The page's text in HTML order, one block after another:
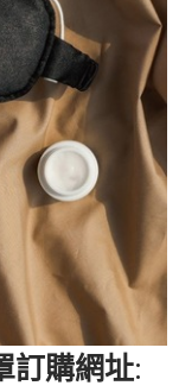
訂購網址: